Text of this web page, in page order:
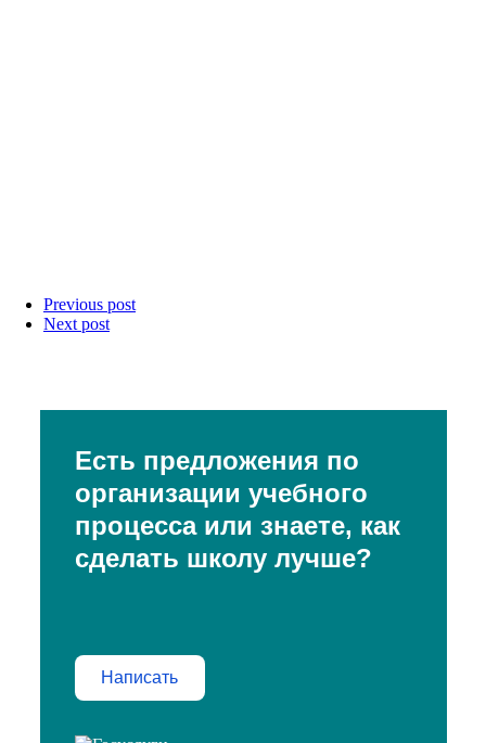
Previous post
Next post
Есть предложения по
организации учебного
процесса или знаете, как
сделать школу лучше?
Написать